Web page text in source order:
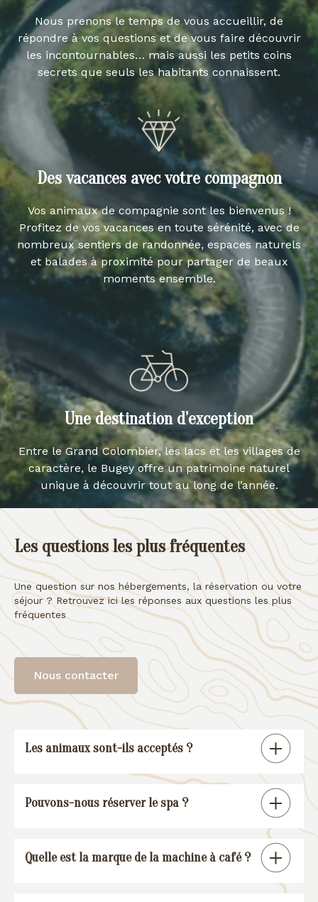
Nous prenons le temps de vous accueillir, de
répondre à vos questions et de vous faire découvrir
les incontournables… mais aussi les petits coins
secrets que seuls les habitants connaissent.
Des vacances avec votre compagnon
Vos animaux de compagnie sont les bienvenus !
Profitez de vos vacances en toute sérénité, avec de
nombreux sentiers de randonnée, espaces naturels
et balades à proximité pour partager de beaux
moments ensemble.
Une destination d’exception
Entre le Grand Colombier, les lacs et les villages de
caractère, le Bugey offre un patrimoine naturel
unique à découvrir tout au long de l’année.
Les questions les plus fréquentes
Une question sur nos hébergements, la réservation ou votre
séjour ? Retrouvez ici les réponses aux questions les plus
fréquentes
Nous contacter
Les animaux sont-ils acceptés ?
Tous nos gîtes sont « pet friendly », à
l’exception de la suite spa.
Pouvons-nous réserver le spa ?
pourrez réserver une session spa (voir
Quelle est la marque de la machine à café ?